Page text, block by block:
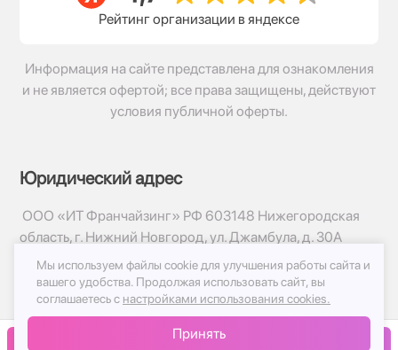
В корзину
Рейтинг организации в яндексе
Информация на сайте представлена для ознакомления
и не является офертой; все права защищены, действуют
условия публичной оферты.
Юридический адрес
ООО «ИТ Франчайзинг» РФ 603148 Нижегородская
область, г. Нижний Новгород, ул. Джамбула, д. 30А
© 2017-2026г, База Цветов 24.ру
Политика конфиденциальности
Публичная оферта
Мы используем файлы cookie для улучшения работы сайта и
вашего удобства. Продолжая использовать сайт, вы
соглашаетесь с настройками использования cookies.
Принять